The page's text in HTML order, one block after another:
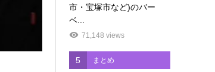
市・宝塚市など)のバー
ベ...
71,148 views
5 まとめ